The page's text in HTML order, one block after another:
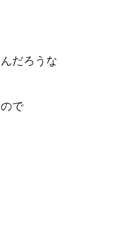
だろうな
で